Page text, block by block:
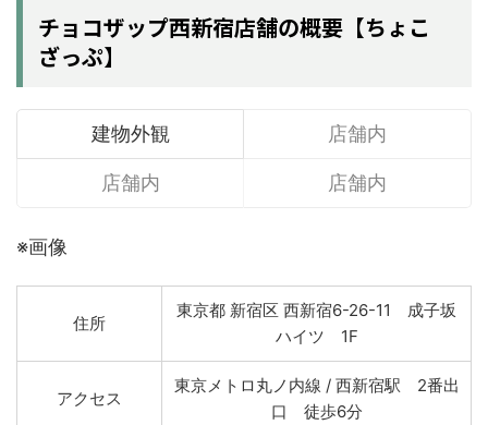
チョコザップ西新宿店舗の概要【ちょこ
ざっぷ】
建物外観 店舗内
店舗内 店舗内
※画像
住所
東京都 新宿区 西新宿6-26-11 成子坂
ハイツ 1F
アクセス
東京メトロ丸ノ内線 / 西新宿駅 2番出
口 徒歩6分